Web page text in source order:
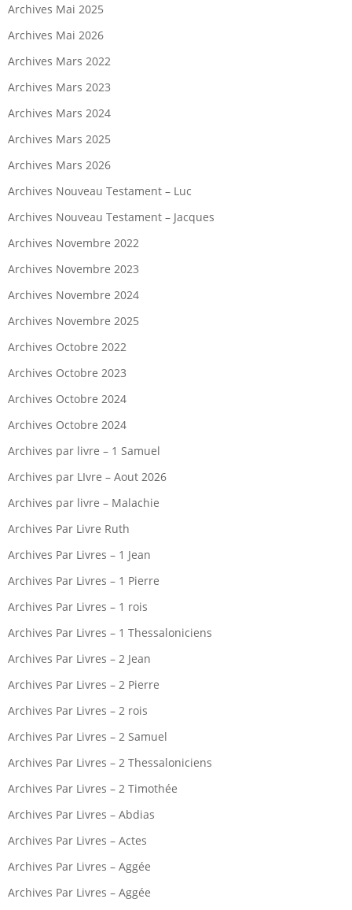
Archives Mai 2025
Archives Mai 2026
Archives Mars 2022
Archives Mars 2023
Archives Mars 2024
Archives Mars 2025
Archives Mars 2026
Archives Nouveau Testament – Luc
Archives Nouveau Testament – Jacques
Archives Novembre 2022
Archives Novembre 2023
Archives Novembre 2024
Archives Novembre 2025
Archives Octobre 2022
Archives Octobre 2023
Archives Octobre 2024
Archives Octobre 2024
Archives par livre – 1 Samuel
Archives par LIvre – Aout 2026
Archives par livre – Malachie
Archives Par Livre Ruth
Archives Par Livres – 1 Jean
Archives Par Livres – 1 Pierre
Archives Par Livres – 1 rois
Archives Par Livres – 1 Thessaloniciens
Archives Par Livres – 2 Jean
Archives Par Livres – 2 Pierre
Archives Par Livres – 2 rois
Archives Par Livres – 2 Samuel
Archives Par Livres – 2 Thessaloniciens
Archives Par Livres – 2 Timothée
Archives Par Livres – Abdias
Archives Par Livres – Actes
Archives Par Livres – Aggée
Archives Par Livres – Aggée